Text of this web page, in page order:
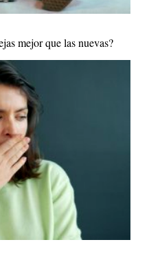
mejor que las nuevas?